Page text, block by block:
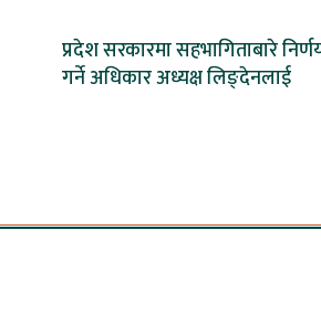
प्रदेश सरकारमा सहभागिताबारे
गर्ने अधिकार अध्यक्ष लिङ्देनलाई